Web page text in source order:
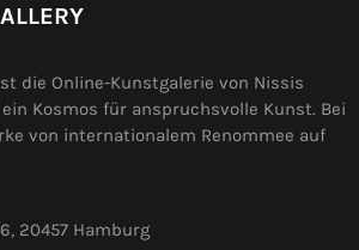
die Online-Kunstgalerie von Nissis
Kosmos für anspruchsvolle Kunst. Bei
von internationalem Renommee auf
20457 Hamburg